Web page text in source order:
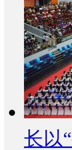
长以